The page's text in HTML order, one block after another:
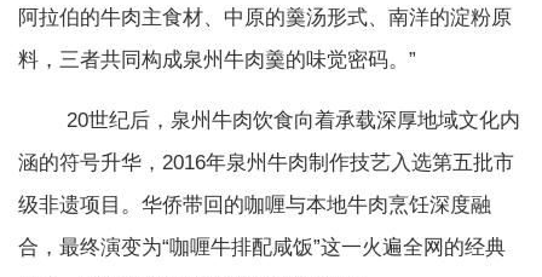
阿拉伯的牛肉主食材、中原的羹汤形式、南洋的淀粉原
料，三者共同构成泉州牛肉羹的味觉密码。”
20世纪后，泉州牛肉饮食向着承载深厚地域文化内
涵的符号升华，2016年泉州牛肉制作技艺入选第五批市
级非遗项目。华侨带回的咖喱与本地牛肉烹饪深度融
合，最终演变为“咖喱牛排配咸饭”这一火遍全网的经典